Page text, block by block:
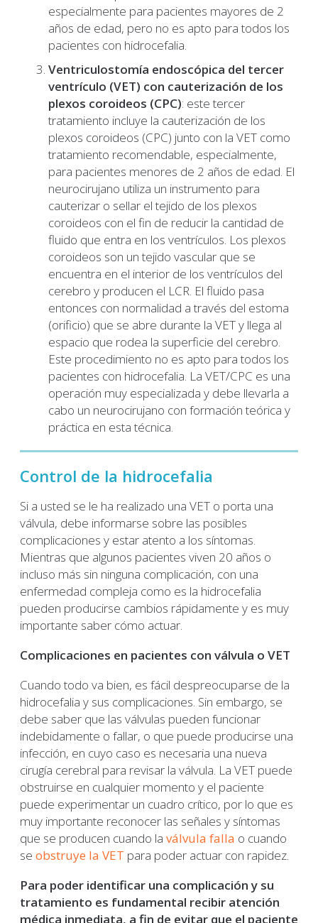
especialmente para pacientes mayores de 2
años de edad, pero no es apto para todos los
pacientes con hidrocefalia.
Ventriculostomía endoscópica del tercer
ventrículo (VET) con cauterización de los
plexos coroideos (CPC): este tercer
tratamiento incluye la cauterización de los
plexos coroideos (CPC) junto con la VET como
tratamiento recomendable, especialmente,
para pacientes menores de 2 años de edad. El
neurocirujano utiliza un instrumento para
cauterizar o sellar el tejido de los plexos
coroideos con el fin de reducir la cantidad de
fluido que entra en los ventrículos. Los plexos
coroideos son un tejido vascular que se
encuentra en el interior de los ventrículos del
cerebro y producen el LCR. El fluido pasa
entonces con normalidad a través del estoma
(orificio) que se abre durante la VET y llega al
espacio que rodea la superficie del cerebro.
Este procedimiento no es apto para todos los
pacientes con hidrocefalia. La VET/CPC es una
operación muy especializada y debe llevarla a
cabo un neurocirujano con formación teórica y
práctica en esta técnica.
Control de la hidrocefalia
Si a usted se le ha realizado una VET o porta una
válvula, debe informarse sobre las posibles
complicaciones y estar atento a los síntomas.
Mientras que algunos pacientes viven 20 años o
incluso más sin ninguna complicación, con una
enfermedad compleja como es la hidrocefalia
pueden producirse cambios rápidamente y es muy
importante saber cómo actuar.
Complicaciones en pacientes con válvula o VET
Cuando todo va bien, es fácil despreocuparse de la
hidrocefalia y sus complicaciones. Sin embargo, se
debe saber que las válvulas pueden funcionar
indebidamente o fallar, o que puede producirse una
infección, en cuyo caso es necesaria una nueva
cirugía cerebral para revisar la válvula. La VET puede
obstruirse en cualquier momento y el paciente
puede experimentar un cuadro crítico, por lo que es
muy importante reconocer las señales y síntomas
que se producen cuando la válvula falla o cuando
se obstruye la VET para poder actuar con rapidez.
Para poder identificar una complicación y su
tratamiento es fundamental recibir atención
médica inmediata, a fin de evitar que el paciente